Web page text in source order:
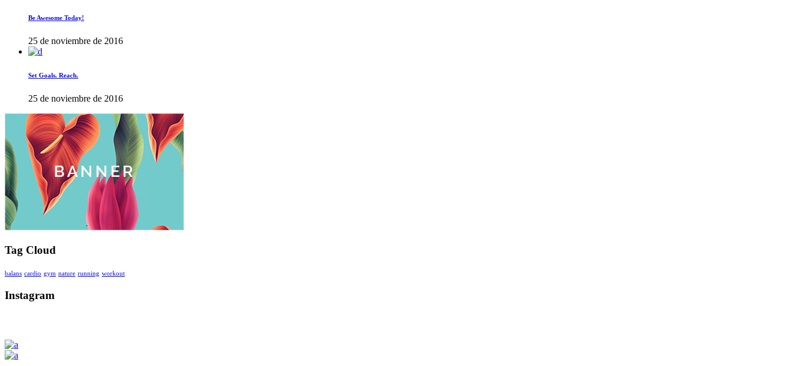
Be Awesome Today!
25 de noviembre de 2016
Set Goals. Reach.
25 de noviembre de 2016
Tag Cloud
balans cardio gym nature running workout
Instagram